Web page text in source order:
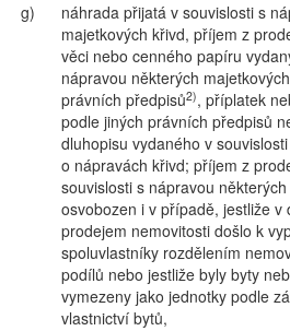
g)
náhrada přijatá v souvislosti s
majetkových křivd, příjem z
věci nebo cenného papíru
nápravou některých
právních předpisů2), příplatek
podle jiných právních předpisů
dluhopisu vydaného v
o nápravách křivd; příjem z
souvislosti s nápravou
osvobozen i v případě, jestliže
prodejem nemovitosti došlo k
spoluvlastníky rozdělením
podílů nebo jestliže byly byty
vymezeny jako jednotky podle
vlastnictví bytů,